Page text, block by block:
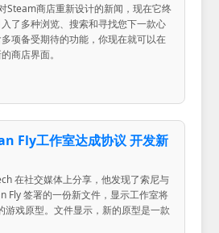
Steam商店重新设计的新闻，现在它终
了多种浏览、搜索和寻找您下一款心
项备受期待的功能，你现在就可以在
商店界面。
Fly工作室达成协议 开发新
在社交媒体上分享，他发现了索尼与
Fly 签署的一份新文件，显示工作室将
游戏原型。文件显示，新的原型是一款